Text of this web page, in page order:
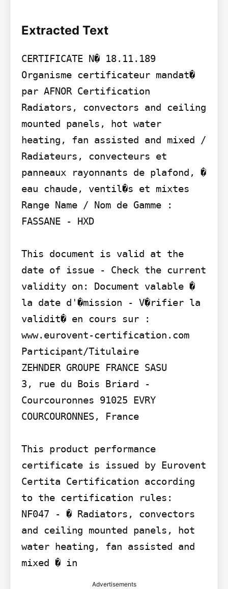
Extracted Text
CERTIFICATE N� 18.11.189
Organisme certificateur mandat�
par AFNOR Certification
Radiators, convectors and ceiling
mounted panels, hot water
heating, fan assisted and mixed /
Radiateurs, convecteurs et
panneaux rayonnants de plafond, �
eau chaude, ventil�s et mixtes
Range Name / Nom de Gamme :
FASSANE - HXD
This document is valid at the
date of issue - Check the current
validity on: Document valable �
la date d'�mission - V�rifier la
validit� en cours sur :
www.eurovent-certification.com
Participant/Titulaire
ZEHNDER GROUPE FRANCE SASU
3, rue du Bois Briard -
Courcouronnes 91025 EVRY
COURCOURONNES, France
This product performance
certificate is issued by Eurovent
Certita Certification according
to the certification rules:
NF047 - � Radiators, convectors
and ceiling mounted panels, hot
water heating, fan assisted and
mixed � in
Advertisements